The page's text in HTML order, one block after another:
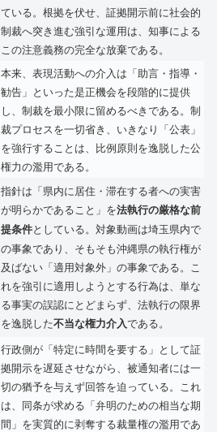
ている。根拠を伏せ、証拠開示前に社会的
制裁へ突き進む強引な運用は、知事による
この注意義務の完全な放棄である。
本来、表現活動への介入は「助言・指導・
勧告」といった是正機会を段階的に提供
し、制裁を最小限に留めるべきである。制
裁プロセスを一切省き、いきなり「公表」
を強行することは、比例原則を逸脱した公
権力の濫用である。
指針は「県内に居住・滞在する者への実害
が明らかであること」を法執行の厳格な前
提条件としている。対象動画は埼玉県内で
の事象であり、そもそも沖縄県の執行権が
及ばない「適用対象外」の事象である。こ
れを強引に適用しようとする行為は、単な
る事実の誤認にとどまらず、法執行の限界
を逸脱した不当な権力介入である。
行政側が「特定に時間を要する」として証
拠開示を遅延させながら、被通知者には一
切の猶予を与えず回答を迫っている。これ
は、同条が求める「弁明のための相当な期
間」を実質的に剥奪する裁量権の濫用であ